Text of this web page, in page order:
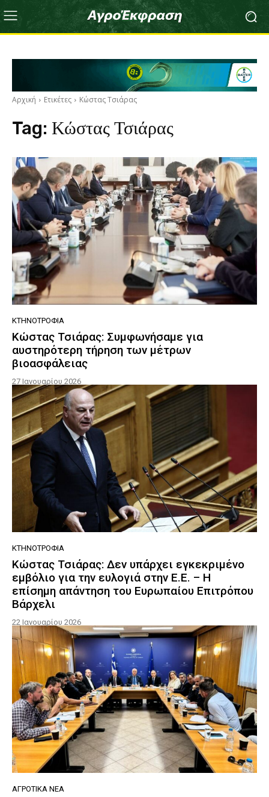
Αρχική Ετικέτες Κώστας Τσιάρας
Tag: Κώστας Τσιάρας
ΚΤΗΝΟΤΡΟΦΊΑ
Κώστας Τσιάρας: Συμφωνήσαμε για
αυστηρότερη τήρηση των μέτρων
βιοασφάλειας
27 Ιανουαρίου 2026
ΚΤΗΝΟΤΡΟΦΊΑ
Κώστας Τσιάρας: Δεν υπάρχει εγκεκριμένο
εμβόλιο για την ευλογιά στην Ε.Ε. – Η
επίσημη απάντηση του Ευρωπαίου Επιτρόπου
Βάρχελι
22 Ιανουαρίου 2026
ΑΓΡΟΤΙΚΆ ΝΈΑ